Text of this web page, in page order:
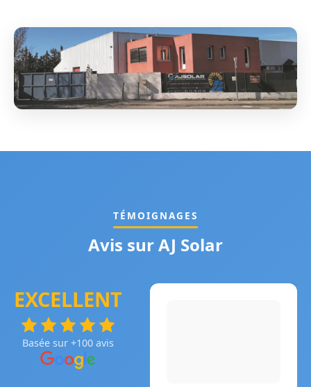
TÉMOIGNAGES
Avis sur AJ Solar
EXCELLENT
Basée sur +100 avis